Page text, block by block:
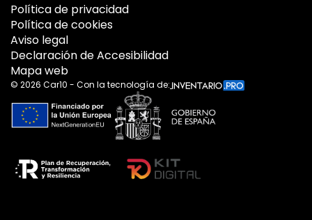
Política de privacidad
Política de cookies
Aviso legal
Declaración de Accesibilidad
Mapa web
© 2026 Car10 - Con la tecnología de: